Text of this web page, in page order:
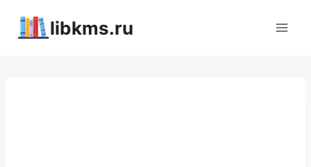
libkms.ru